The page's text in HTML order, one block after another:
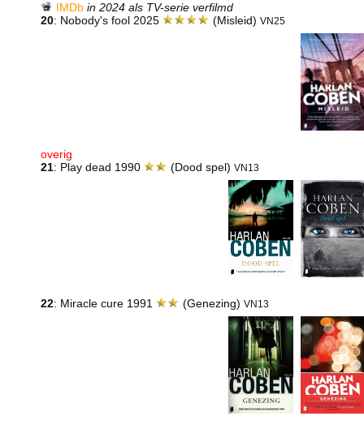
IMDb in 2024 als TV-serie verfilmd
20: Nobody's fool 2025 (Misleid) VN25
overig
21: Play dead 1990 (Dood spel) VN13
22: Miracle cure 1991 (Genezing) VN13